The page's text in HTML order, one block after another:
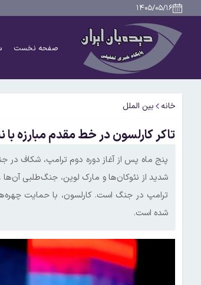
۱۴۰۵/۰۵/۱۶
صفحه نخست
خانه بین الملل
تاکر کارلسون در خط مقدم مبارزه با
پنج ماه پس از آغاز دوره دوم ترامپ، شکاف در
شدید از نئوکان‌ها و مارک لوین، جنگ‌طلبی آن‌ها
ترامپ در جنگ است. کارلسون، با حمایت
شده است.